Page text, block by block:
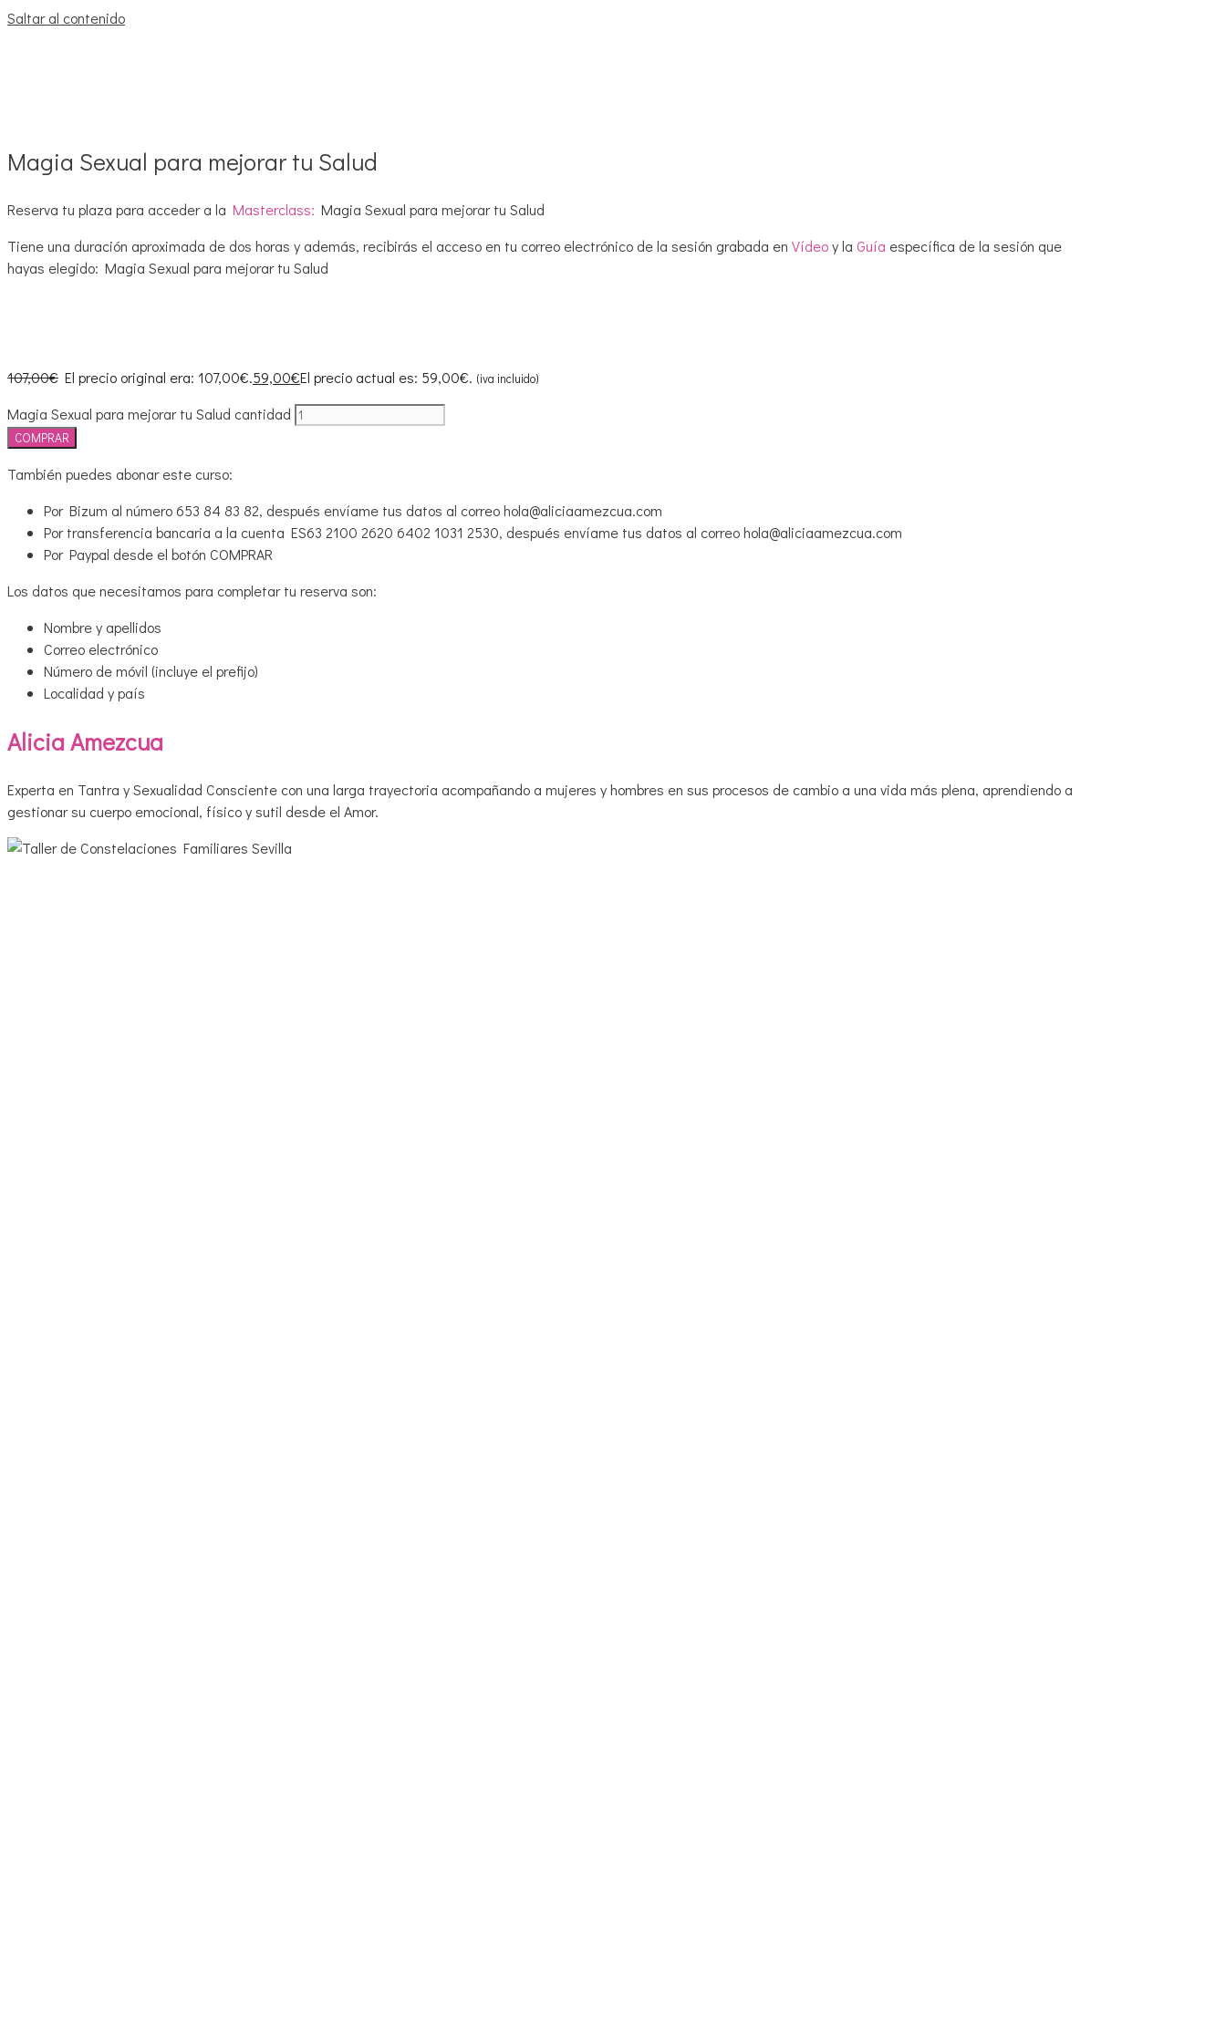
Saltar al contenido
Magia Sexual para mejorar tu Salud
Reserva tu plaza para acceder a la Masterclass: Magia Sexual para mejorar tu Salud
Tiene una duración aproximada de dos horas y además, recibirás el acceso en tu correo electrónico de la sesión grabada en Vídeoy la Guía específica de la sesión que
hayas elegido: Magia Sexual para mejorar tu Salud
107,00€ El precio original era: 107,00€.59,00€El precio actual es: 59,00€. (iva incluido)
Magia Sexual para mejorar tu Salud cantidad
COMPRAR
También puedes abonar este curso:
Por Bizum al número 653 84 83 82, después envíame tus datos al correo hola@aliciaamezcua.com
Por transferencia bancaria a la cuenta ES63 2100 2620 6402 1031 2530, después envíame tus datos al correo hola@aliciaamezcua.com
Por Paypal desde el botón COMPRAR
Los datos que necesitamos para completar tu reserva son:
Nombre y apellidos
Correo electrónico
Número de móvil (incluye el prefijo)
Localidad y país
Alicia Amezcua
Experta en Tantra y Sexualidad Consciente con una larga trayectoria acompañando a mujeres y hombres en sus procesos de cambio a una vida más plena, aprendiendo a
gestionar su cuerpo emocional, físico y sutil desde el Amor.